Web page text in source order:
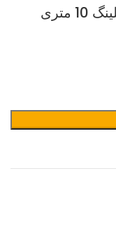
شیلنگ فنری پنوماتیک دو سر کوپلینگ 10 متری